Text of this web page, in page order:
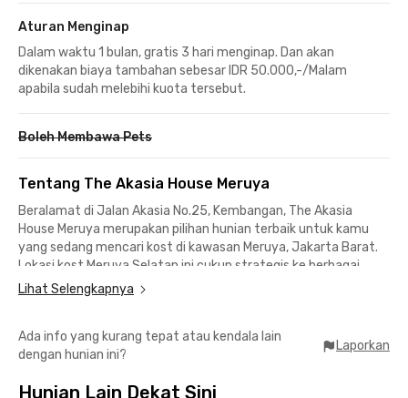
Aturan Menginap
Dalam waktu 1 bulan, gratis 3 hari menginap. Dan akan
dikenakan biaya tambahan sebesar IDR 50.000,-/Malam
apabila sudah melebihi kuota tersebut.
Boleh Membawa Pets
Tentang The Akasia House Meruya
Beralamat di Jalan Akasia No.25, Kembangan, The Akasia
House Meruya merupakan pilihan hunian terbaik untuk kamu
yang sedang mencari kost di kawasan Meruya, Jakarta Barat.
Lokasi kost Meruya Selatan ini cukup strategis ke berbagai
kawasan perkantoran maupun kampus ternama.
Kebon Jeruk, bisa menuju kantor hanya dalam waktu kurang
dari 20 menit berkendara. Sementara bagi kamu yang berkuliah
dalam waktu 5 menit berkendara atau 10 menit berjalan kaki.
Lihat Selengkapnya
Ada info yang kurang tepat atau kendala lain
dengan hunian ini?
Laporkan
Hunian Lain Dekat Sini